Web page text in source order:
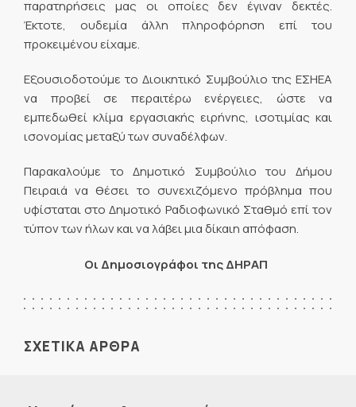
παρατηρήσεις μας οι οποίες δεν έγιναν δεκτές.
Έκτοτε, ουδεμία άλλη πληροφόρηση επί του
προκειμένου είχαμε.
Εξουσιοδοτούμε το Διοικητικό Συμβούλιο της ΕΣΗΕΑ
να προβεί σε περαιτέρω ενέργειες, ώστε να
εμπεδωθεί κλίμα εργασιακής ειρήνης, ισοτιμίας και
ισονομίας μεταξύ των συναδέλφων.
Παρακαλούμε το Δημοτικό Συμβούλιο του Δήμου
Πειραιά να θέσει το συνεχιζόμενο πρόβλημα που
υφίσταται στο Δημοτικό Ραδιοφωνικό Σταθμό επί τον
τύπον των ήλων και να λάβει μια δίκαιη απόφαση.
Οι Δημοσιογράφοι της ΔΗΡΑΠ
ΣΧΕΤΙΚΑ ΑΡΘΡΑ